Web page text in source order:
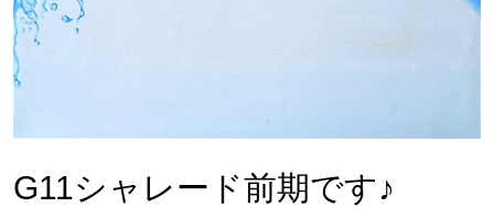
G11シャレード前期です♪